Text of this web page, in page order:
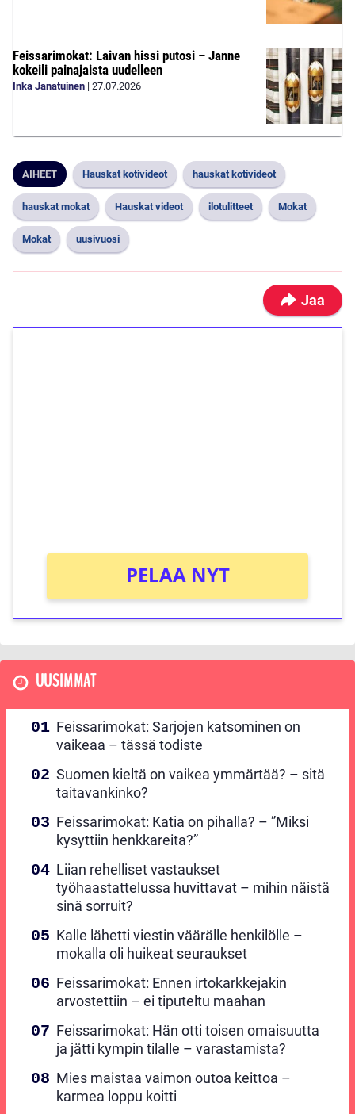
Feissarimokat: Laivan hissi putosi – Janne
kokeili painajaista uudelleen
Inka Janatuinen | 27.07.2026
AIHEET Hauskat kotivideot hauskat kotivideot
hauskat mokat Hauskat videot ilotulitteet Mokat
Mokat uusivuosi
Jaa
PELAA NYT
UUSIMMAT
Feissarimokat: Sarjojen katsominen on
vaikeaa – tässä todiste
Suomen kieltä on vaikea ymmärtää? – sitä
taitavankinko?
Feissarimokat: Katia on pihalla? – ”Miksi
kysyttiin henkkareita?”
Liian rehelliset vastaukset
työhaastattelussa huvittavat – mihin näistä
sinä sorruit?
Kalle lähetti viestin väärälle henkilölle –
mokalla oli huikeat seuraukset
Feissarimokat: Ennen irtokarkkejakin
arvostettiin – ei tiputeltu maahan
Feissarimokat: Hän otti toisen omaisuutta
ja jätti kympin tilalle – varastamista?
Mies maistaa vaimon outoa keittoa –
karmea loppu koitti